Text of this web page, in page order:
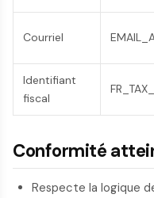
Courriel
Identifiant
fiscal
Conformité
Respecte la logique